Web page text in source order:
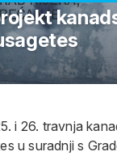
i 26. travnja
u suradnji s